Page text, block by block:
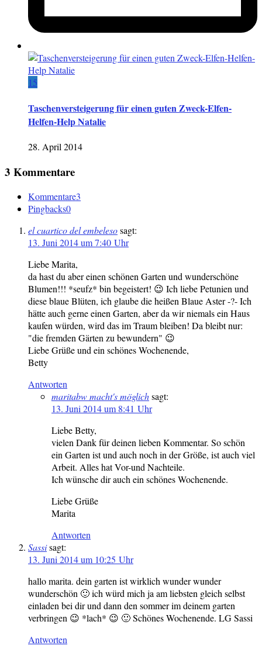
15
Taschenversteigerung für einen guten Zweck-Elfen-
Helfen-Help Natalie
28. April 2014
3 Kommentare
Kommentare3
Pingbacks0
el cuartico del embelesosagt:
13. Juni 2014 um 7:40 Uhr
Liebe Marita,
da hast du aber einen schönen Garten und wunderschöne
Blumen!!! *seufz* bin begeistert! 😉 Ich liebe Petunien und
diese blaue Blüten, ich glaube die heißen Blaue Aster -?- Ich
hätte auch gerne einen Garten, aber da wir niemals ein Haus
kaufen würden, wird das im Traum bleiben! Da bleibt nur:
"die fremden Gärten zu bewundern" 😉
Liebe Grüße und ein schönes Wochenende,
Betty
Antworten
maritabw macht's möglichsagt:
13. Juni 2014 um 8:41 Uhr
Liebe Betty,
vielen Dank für deinen lieben Kommentar. So schön
ein Garten ist und auch noch in der Größe, ist auch viel
Arbeit. Alles hat Vor-und Nachteile.
Ich wünsche dir auch ein schönes Wochenende.
Liebe Grüße
Marita
Antworten
Sassisagt:
13. Juni 2014 um 10:25 Uhr
hallo marita. dein garten ist wirklich wunder wunder
wunderschön 🙂 ich würd mich ja am liebsten gleich selbst
einladen bei dir und dann den sommer im deinem garten
verbringen 😉 *lach* 😉 🙂 Schönes Wochenende. LG Sassi
Antworten